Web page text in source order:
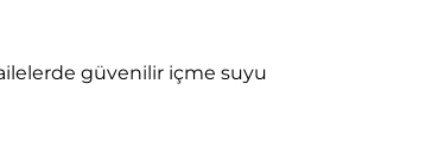
güvenilir içme suyu